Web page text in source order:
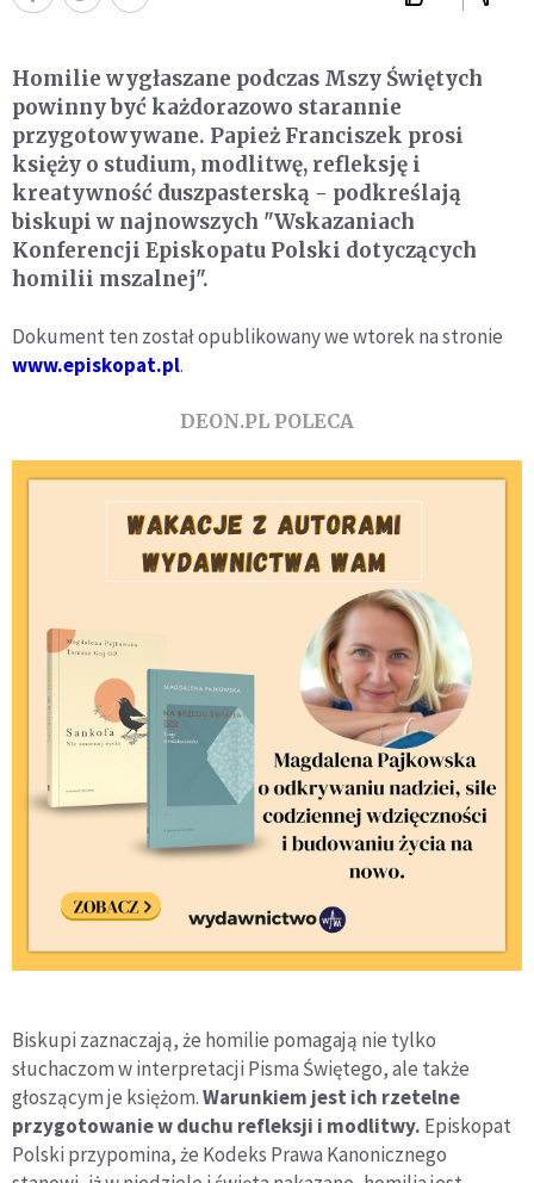
Homilie wygłaszane podczas Mszy Świętych
powinny być każdorazowo starannie
przygotowywane. Papież Franciszek prosi
księży o studium, modlitwę, refleksję i
kreatywność duszpasterską - podkreślają
biskupi w najnowszych "Wskazaniach
Konferencji Episkopatu Polski dotyczących
homilii mszalnej".
Dokument ten został opublikowany we wtorek na stronie
www.episkopat.pl.
DEON.PL POLECA
Biskupi zaznaczają, że homilie pomagają nie tylko
słuchaczom w interpretacji Pisma Świętego, ale także
głoszącym je księżom.Warunkiem jest ich rzetelne
przygotowanie w duchu refleksji i modlitwy. Episkopat
Polski przypomina, że Kodeks Prawa Kanonicznego